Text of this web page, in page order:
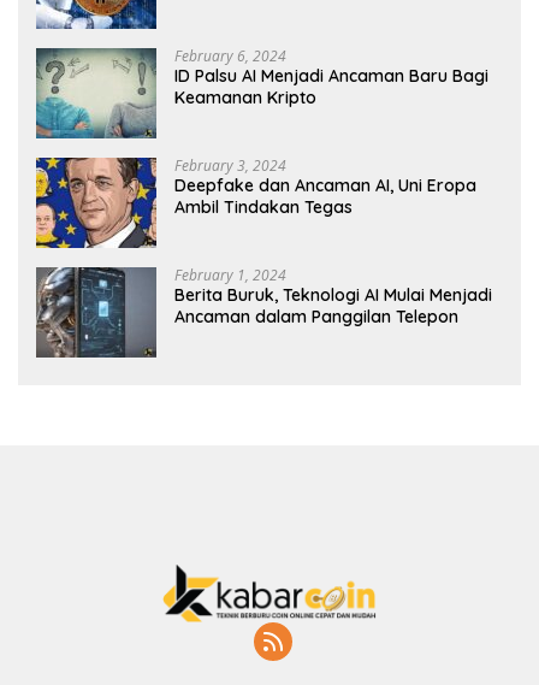
February 6, 2024
ID Palsu AI Menjadi Ancaman Baru Bagi
Keamanan Kripto
February 3, 2024
Deepfake dan Ancaman AI, Uni Eropa
Ambil Tindakan Tegas
February 1, 2024
Berita Buruk, Teknologi AI Mulai Menjadi
Ancaman dalam Panggilan Telepon